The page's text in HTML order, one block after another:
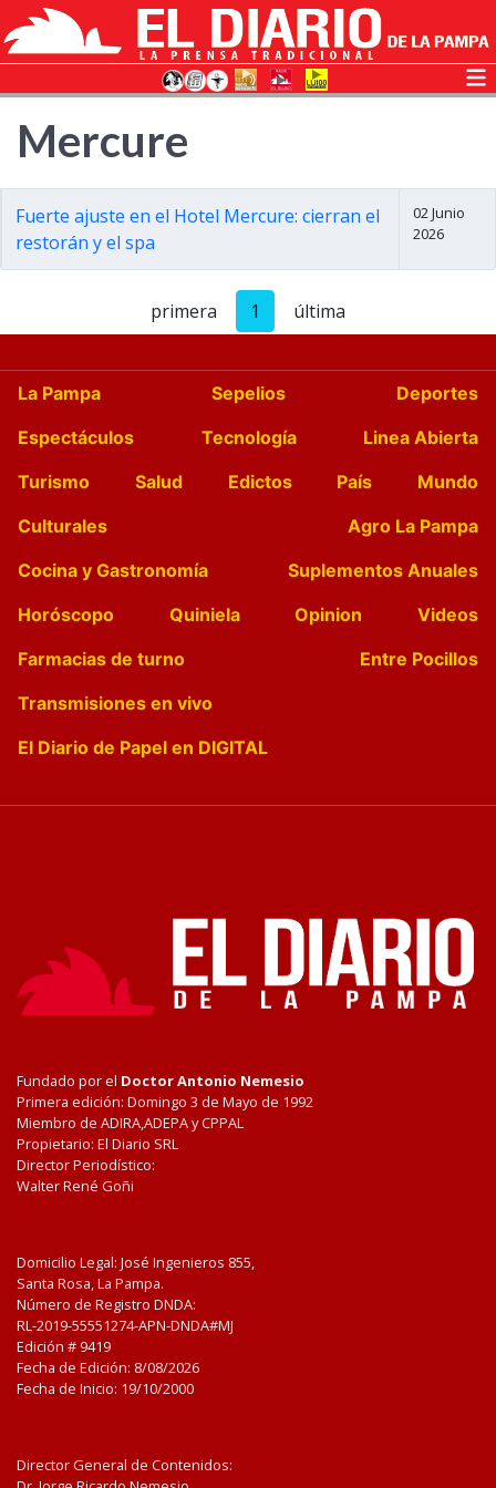
Mercure
Fuerte ajuste en el Hotel Mercure: cierran el
restorán y el spa
02 Junio
2026
primera 1 última
La Pampa Sepelios
Deportes
Espectáculos
Tecnología
Linea Abierta
Turismo
Salud Edictos País
Mundo
Culturales
Agro La Pampa
Cocina y Gastronomía
Suplementos Anuales
Horóscopo
Quiniela Opinion
Videos
Farmacias de turno
Entre Pocillos
Transmisiones en vivo
El Diario de Papel en DIGITAL
Fundado por el Doctor Antonio Nemesio
Primera edición: Domingo 3 de Mayo de 1992
Miembro de ADIRA,ADEPA y CPPAL
Propietario: El Diario SRL
Director Periodístico:
Walter René Goñi
Domicilio Legal: José Ingenieros 855,
Santa Rosa, La Pampa.
Número de Registro DNDA:
RL-2019-55551274-APN-DNDA#MJ
Edición # 9419
Fecha de Edición: 8/08/2026
Fecha de Inicio: 19/10/2000
Director General de Contenidos: